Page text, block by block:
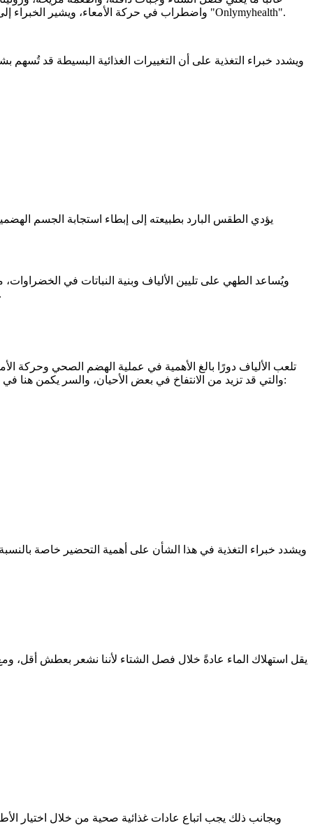
واضطراب في حركة الأمعاء، ويشير الخبراء إلى أن تباطؤ الجهاز الهضمي في هذا الفصل يعود إلى انخفاض النشاط البدني، وقلة شرب الماء، وزيادة وزن الطعام المتناول، وفقًا لتقرير موقع "Onlymyhealth".
ويشدد خبراء التغذية على أن التغييرات الغذائية البسيطة قد
يؤدي الطقس البارد بطبيعته إلى إبطاء استجابة الجسم
ويُساعد الطهي على تليين الألياف وبنية النباتات في
مما يساعد على منع الإفراط في تناول الأطعمة المقلية والمعالجة والدهنية التي تسبب إبطاء عملية الهضم، وتجعل الناس يشعرون بثقل أكبر.
تلعب الألياف دورًا بالغ الأهمية في عملية الهضم الصحي وحركة
والتي قد تزيد من الانتفاخ في بعض الأحيان، والسر يكمن هنا في اختيار مصادر الألياف المطبوخة والقابلة للذوبان بدلًا من الإفراط في تناول الألياف الخام، ومن أفضل خيارات الألياف فى فصل الشتاء ما يلي:
ويشدد خبراء التغذية في هذا الشأن على أهمية التحضير خاصة
يقل استهلاك الماء عادةً خلال فصل الشتاء لأننا نشعر بعطش أقل،
وبجانب ذلك يجب اتباع عادات غذائية صحية من خلال اختيار